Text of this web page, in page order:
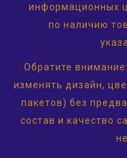
информационных
по наличию
Обратите
изменять дизайн,
пакетов) без
состав и качество